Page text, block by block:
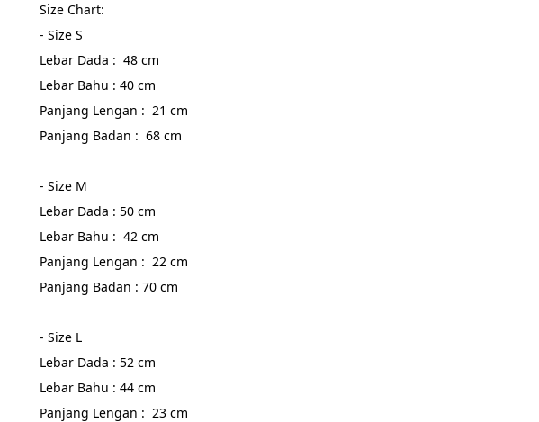
Size Chart:
- Size S
Lebar Dada :  48 cm
Lebar Bahu : 40 cm
Panjang Lengan :  21 cm
Panjang Badan :  68 cm
- Size M
Lebar Dada : 50 cm
Lebar Bahu :  42 cm
Panjang Lengan :  22 cm
Panjang Badan : 70 cm
- Size L
Lebar Dada : 52 cm
Lebar Bahu : 44 cm
Panjang Lengan :  23 cm